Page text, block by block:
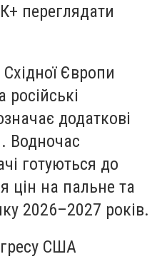
переглядати
Європи
російські
додаткові
Водночас
готуються до
цін на пальне та
2026–2027 років.
США